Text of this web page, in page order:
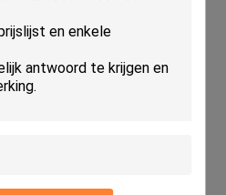
stroomlijnen, oli?de lichtjes om het
Olieflarden, Broodjestekens,
Scheidingslijnen, Krassen en vrij van
: